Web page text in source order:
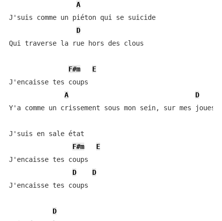
A
J'suis comme un piéton qui se suicide
D
Qui traverse la rue hors des clous
F#m
E
J'encaisse tes coups
A
D
Y'a comme un crissement sous mon sein, sur mes joues
J'suis en sale état
F#m
E
J'encaisse tes coups
D
D
J'encaisse tes coups
D